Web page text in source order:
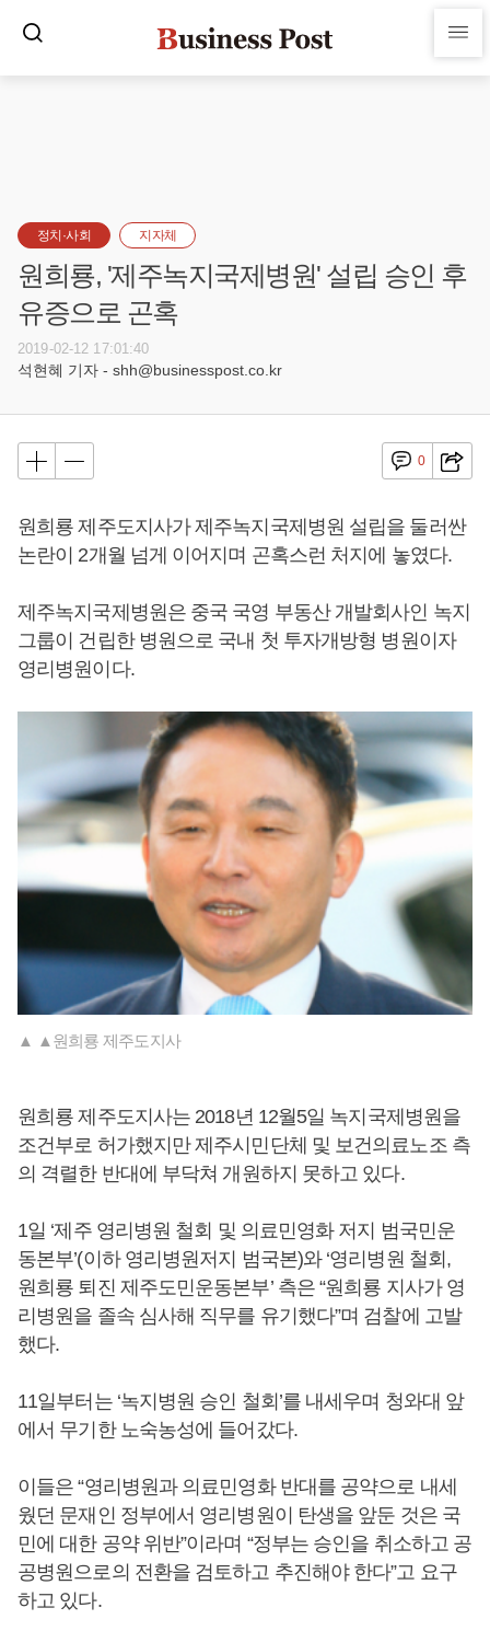
정치·사회 지자체
원희룡, '제주녹지국제병원' 설립 승인 후
유증으로 곤혹
2019-02-12 17:01:40
석현혜 기자 - shh@businesspost.co.kr
0
원희룡 제주도지사가 제주녹지국제병원 설립을 둘러싼
논란이 2개월 넘게 이어지며 곤혹스런 처지에 놓였다.
제주녹지국제병원은 중국 국영 부동산 개발회사인 녹지
그룹이 건립한 병원으로 국내 첫 투자개방형 병원이자
영리병원이다.
▲ ▲원희룡 제주도지사
원희룡 제주도지사는 2018년 12월5일 녹지국제병원을
조건부로 허가했지만 제주시민단체 및 보건의료노조 측
의 격렬한 반대에 부닥쳐 개원하지 못하고 있다.
1일 ‘제주 영리병원 철회 및 의료민영화 저지 범국민운
동본부’(이하 영리병원저지 범국본)와 ‘영리병원 철회,
원희룡 퇴진 제주도민운동본부’ 측은 “원희룡 지사가 영
리병원을 졸속 심사해 직무를 유기했다”며 검찰에 고발
했다.
11일부터는 ‘녹지병원 승인 철회’를 내세우며 청와대 앞
에서 무기한 노숙농성에 들어갔다.
이들은 “영리병원과 의료민영화 반대를 공약으로 내세
웠던 문재인 정부에서 영리병원이 탄생을 앞둔 것은 국
민에 대한 공약 위반”이라며 “정부는 승인을 취소하고 공
공병원으로의 전환을 검토하고 추진해야 한다”고 요구
하고 있다.